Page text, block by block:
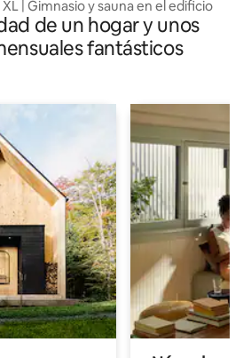
| Gimnasio y sauna en el edificio
de un hogar y unos
fantásticos